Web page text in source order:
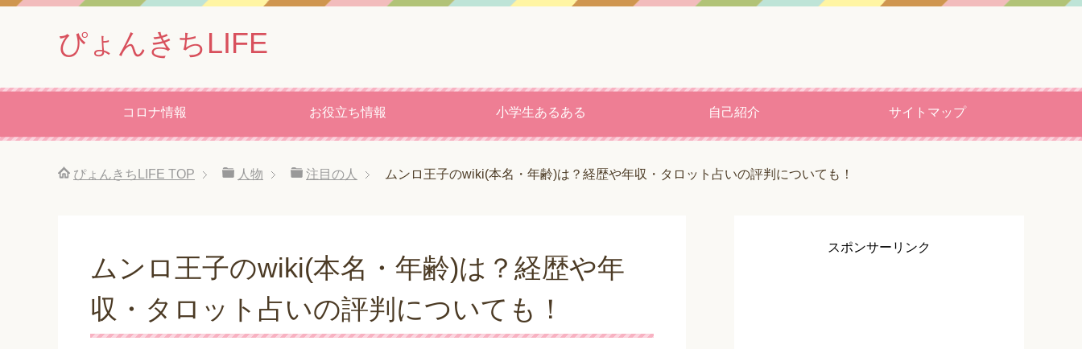
ぴょんきちLIFE
コロナ情報 お役立ち情報 小学生あるある 自己紹介 サイトマップ
ぴょんきちLIFE TOP 人物 注目の人 ムンロ王子のwiki(本名・年齢)は？経歴や年収・タロット占いの評判についても！
ムンロ王子のwiki(本名・年齢)は？経歴や年
収・タロット占いの評判についても！
スポンサーリンク